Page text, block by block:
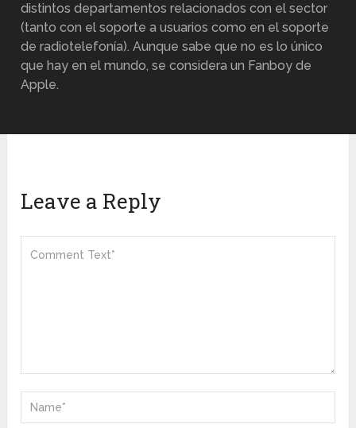
distintos departamentos relacionados con el sector
(tanto con el soporte a usuarios como en el soporte
de radiotelefonía). Aunque sabe que no es lo único
que hay en el mundo, se considera un Fanboy de
Apple.
Leave a Reply